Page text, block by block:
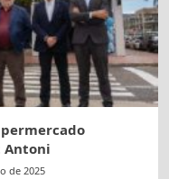
Antoni
de 2025